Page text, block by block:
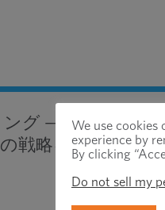
グ — COVID-19
戦略を組み込む
We use cookies
experience by
By clicking
Do not sell my